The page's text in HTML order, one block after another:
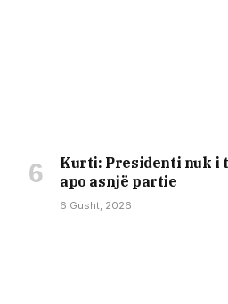
Kurti: Presidenti nuk i
apo asnjë partie
6 Gusht, 2026